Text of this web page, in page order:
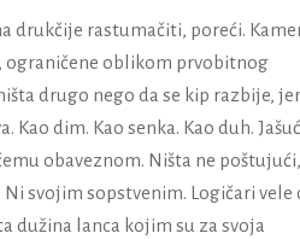
drukčije rastumačiti, poreći.
ograničene oblikom prvobitnog
drugo nego da se kip razbije,
dim. Kao senka. Kao duh.
obaveznom. Ništa ne
Ni svojim sopstvenim. Logičari vele
dužina lanca kojim su za svoja